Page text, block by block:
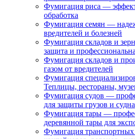
Фумигация риса —
обработка
Фумигация семян —
вредителей и болезней
Фумигация складов и
защита и
Фумигация складов и
газом от вредителей
Фумигация
Теплицы, рестораны,
Фумигация судов —
для защиты грузов и судна
Фумигация тары —
деревянной тары для
Фумигация транспортных